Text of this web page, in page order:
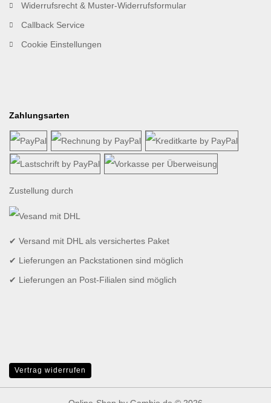
Widerrufsrecht & Muster-Widerrufsformular
Callback Service
Cookie Einstellungen
Zahlungsarten
Zustellung durch
✔ Versand mit DHL als versichertes Paket
✔ Lieferungen an Packstationen sind möglich
✔ Lieferungen an Post-Filialen sind möglich
Vertrag widerrufen